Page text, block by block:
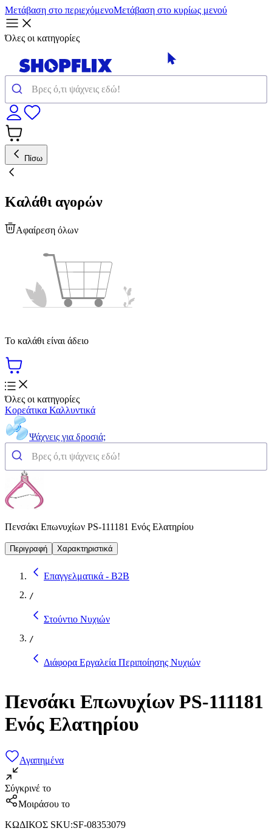
Μετάβαση στο περιεχόμενοΜετάβαση στο κυρίως μενού
Όλες οι κατηγορίες
Πίσω
Καλάθι αγορών
Αφαίρεση όλων
Το καλάθι είναι άδειο
Όλες οι κατηγορίες
Κορεάτικα Καλλυντικά
Ψάχνεις για δροσιά;
Πενσάκι Επωνυχίων PS-111181 Ενός Ελατηρίου
Περιγραφή Χαρακτηριστικά
Επαγγελματικά - B2B
/
Στούντιο Νυχιών
/
Διάφορα Εργαλεία Περιποίησης Νυχιών
Πενσάκι Επωνυχίων PS-111181
Ενός Ελατηρίου
Αγαπημένα
Σύγκρινέ το
Μοιράσου το
ΚΩΔΙΚΟΣ SKU:SF-08353079